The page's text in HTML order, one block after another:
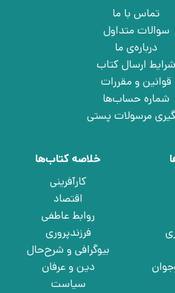
تماس با ما
سوالات متداول
درباره‌ی ما
شرایط ارسال کتاب
قوانین و مقررات
شماره حساب‌ها
مرسولات پستی
خلاصه کتاب‌ها
کارآفرینی
اقتصاد
روابط عاطفی
فرزندپروری
بیوگرافی و شرح‌حال
دین و عرفان
سیاست